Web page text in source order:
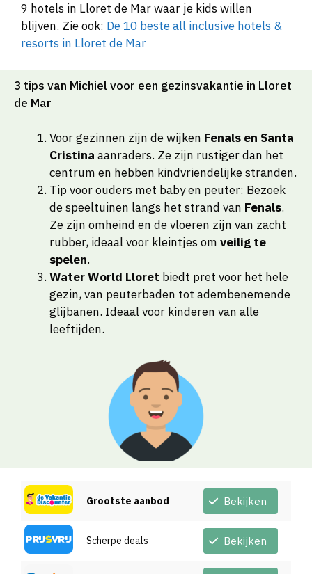
9 hotels in Lloret de Mar waar je kids willen
blijven. Zie ook: De 10 beste all inclusive hotels &
resorts in Lloret de Mar
3 tips van Michiel voor een gezinsvakantie in Lloret
de Mar
Voor gezinnen zijn de wijken Fenals en Santa
Cristina aanraders. Ze zijn rustiger dan het
centrum en hebben kindvriendelijke stranden.
Tip voor ouders met baby en peuter: Bezoek
de speeltuinen langs het strand van Fenals.
Ze zijn omheind en de vloeren zijn van zacht
rubber, ideaal voor kleintjes om veilig te
spelen.
Water World Lloret biedt pret voor het hele
gezin, van peuterbaden tot adembenemende
glijbanen. Ideaal voor kinderen van alle
leeftijden.
Grootste aanbod Bekijken
Scherpe deals Bekijken